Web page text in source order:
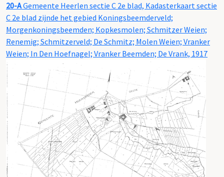
20-AGemeente Heerlen sectie C 2e blad, Kadasterkaart sectie
C 2e blad zijnde het gebied Koningsbeemderveld;
Morgenkoningsbeemden; Kopkesmolen; Schmitzer Weien;
Renemig; Schmitzerveld; De Schmitz; Molen Weien; Vranker
Weien; In Den Hoefnagel; Vranker Beemden; De Vrank, 1917